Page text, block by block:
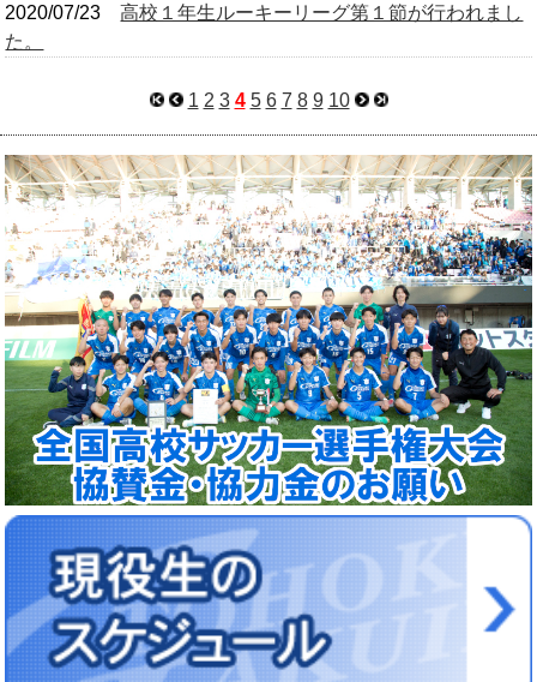
2020/07/23高校１年生ルーキーリーグ第１節が行われまし
た。
1 2 3 4 5 6 7 8 9 10